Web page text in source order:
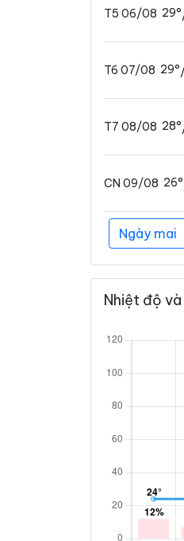
T5 06/08 29°
T6 07/08 29°
T7 08/08 28°
CN 09/08 26°
Ngày mai
Nhiệt độ